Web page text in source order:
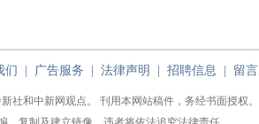
们 广告服务 法律声明 招聘信息 留
社和中新网观点。 刊用本网站稿件，务经书面授权。